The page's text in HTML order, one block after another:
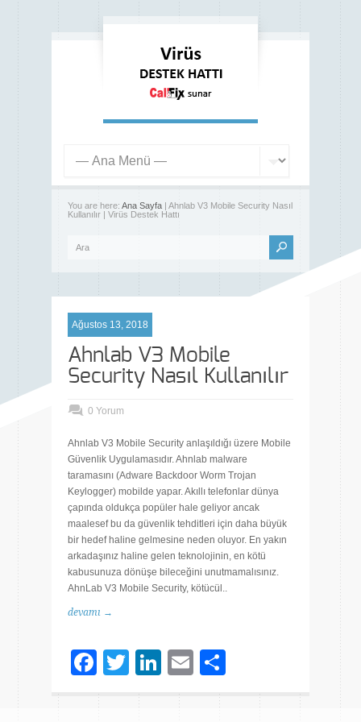
You are here: Ana Sayfa | Ahnlab V3 Mobile Security Nasıl
Kullanılır | Virüs Destek Hattı
Ağustos 13, 2018
Ahnlab V3 Mobile
Security Nasıl Kullanılır
0 Yorum
Ahnlab V3 Mobile Security anlaşıldığı üzere Mobile
Güvenlik Uygulamasıdır. Ahnlab malware
taramasını (Adware Backdoor Worm Trojan
Keylogger) mobilde yapar. Akıllı telefonlar dünya
çapında oldukça popüler hale geliyor ancak
maalesef bu da güvenlik tehditleri için daha büyük
bir hedef haline gelmesine neden oluyor. En yakın
arkadaşınız haline gelen teknolojinin, en kötü
kabusunuza dönüşe bileceğini unutmamalısınız.
AhnLab V3 Mobile Security, kötücül..
devamı →
Facebook
TwitterLinkedIn
Email